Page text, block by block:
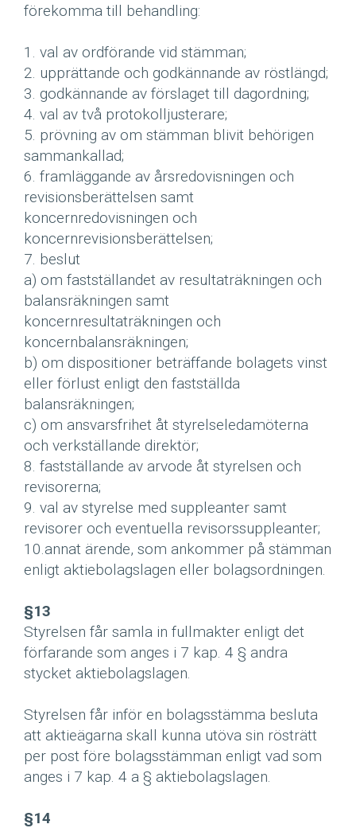
förekomma till behandling:
1. val av ordförande vid stämman;
2. upprättande och godkännande av röstlängd;
3. godkännande av förslaget till dagordning;
4. val av två protokolljusterare;
5. prövning av om stämman blivit behörigen
sammankallad;
6. framläggande av årsredovisningen och
revisionsberättelsen samt
koncernredovisningen och
koncernrevisionsberättelsen;
7. beslut
a) om fastställandet av resultaträkningen och
balansräkningen samt
koncernresultaträkningen och
koncernbalansräkningen;
b) om dispositioner beträffande bolagets vinst
eller förlust enligt den fastställda
balansräkningen;
c) om ansvarsfrihet åt styrelseledamöterna
och verkställande direktör;
8. fastställande av arvode åt styrelsen och
revisorerna;
9. val av styrelse med suppleanter samt
revisorer och eventuella revisorssuppleanter;
10.annat ärende, som ankommer på stämman
enligt aktiebolagslagen eller bolagsordningen.
§13
Styrelsen får samla in fullmakter enligt det
förfarande som anges i 7 kap. 4 § andra
stycket aktiebolagslagen.
Styrelsen får inför en bolagsstämma besluta
att aktieägarna skall kunna utöva sin rösträtt
per post före bolagsstämman enligt vad som
anges i 7 kap. 4 a § aktiebolagslagen.
§14